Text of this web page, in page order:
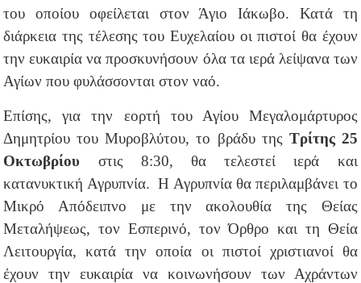
του οποίου οφείλεται στον Άγιο Ιάκωβο. Κατά τη
διάρκεια της τέλεσης του Ευχελαίου οι πιστοί θα έχουν
την ευκαιρία να προσκυνήσουν όλα τα ιερά λείψανα των
Αγίων που φυλάσσονται στον ναό.
Επίσης, για την εορτή του Αγίου Μεγαλομάρτυρος
Δημητρίου του Μυροβλύτου, το βράδυ της Τρίτης 25
Οκτωβρίου στις 8:30, θα τελεστεί ιερά και
κατανυκτική Αγρυπνία. Η Αγρυπνία θα περιλαμβάνει το
Μικρό Απόδειπνο με την ακολουθία της Θείας
Μεταλήψεως, τον Εσπερινό, τον Όρθρο και τη Θεία
Λειτουργία, κατά την οποία οι πιστοί χριστιανοί θα
έχουν την ευκαιρία να κοινωνήσουν των Αχράντων